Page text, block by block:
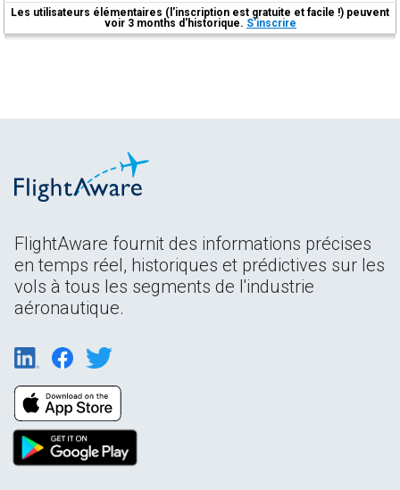
Les utilisateurs élémentaires (l'inscription est gratuite et facile !) peuvent
voir 3 months d'historique. S'inscrire
FlightAware fournit des informations précises
en temps réel, historiques et prédictives sur les
vols à tous les segments de l'industrie
aéronautique.